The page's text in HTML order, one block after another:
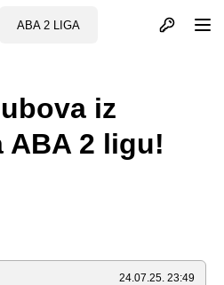
ABA 2 LIGA Otvori profil
iz
ABA 2 ligu!
24.07.25. 23:49